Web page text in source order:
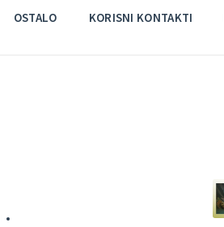
OSTALO KORISNI KONTAKTI